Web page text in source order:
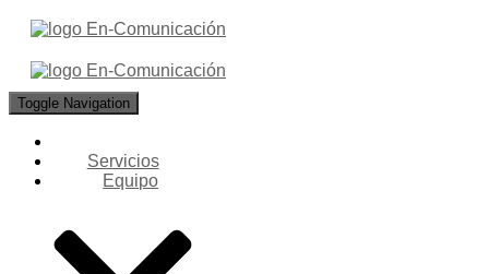
Toggle Navigation
Servicios
Equipo